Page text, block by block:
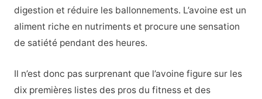
digestion et réduire les ballonnements. L’avoine est un
aliment riche en nutriments et procure une sensation
de satiété pendant des heures.
Il n’est donc pas surprenant que l’avoine figure sur les
dix premières listes des pros du fitness et des